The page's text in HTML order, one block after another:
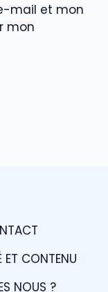
mail et mon
mon
ET CONTENU
NOUS ?